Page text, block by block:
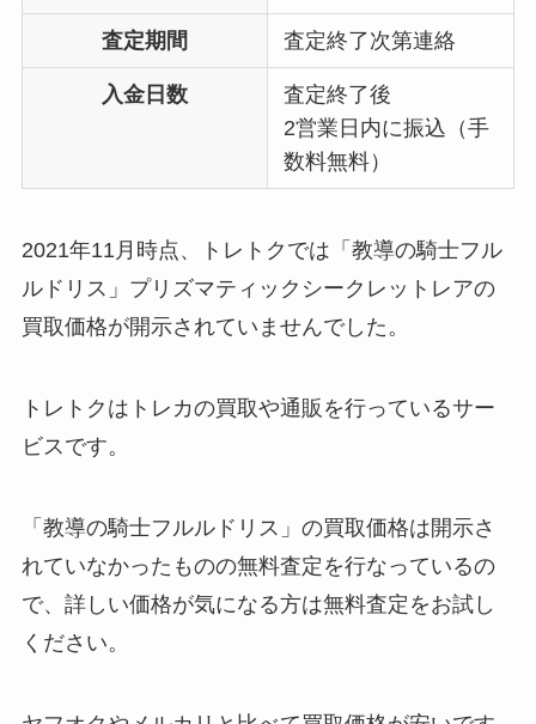
査定期間 査定終了次第連絡
入金日数
査定終了後
2営業日内に振込（手
数料無料）
2021年11月時点、トレトクでは「教導の騎士フル
ルドリス」プリズマティックシークレットレアの
買取価格が開示されていませんでした。
トレトクはトレカの買取や通販を行っているサー
ビスです。
「教導の騎士フルルドリス」の買取価格は開示さ
れていなかったものの無料査定を行なっているの
で、詳しい価格が気になる方は無料査定をお試し
ください。